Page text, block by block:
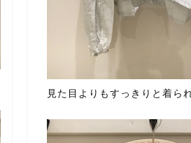
見た目よりもすっきりと着ら